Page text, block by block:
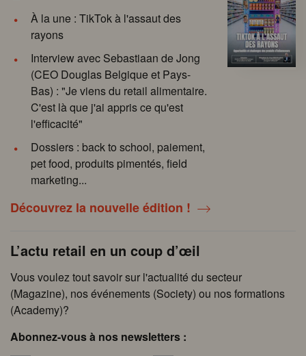
À la une : TikTok à l'assaut des
rayons
Interview avec Sebastiaan de Jong
(CEO Douglas Belgique et Pays-
Bas) : "Je viens du retail alimentaire.
C'est là que j'ai appris ce qu'est
l'efficacité"
Dossiers : back to school, paiement,
pet food, produits pimentés, field
marketing...
Découvrez la nouvelle édition !
L’actu retail en un coup d’œil
Vous voulez tout savoir sur l'actualité du secteur
(Magazine), nos événements (Society) ou nos formations
(Academy)?
Abonnez-vous à nos newsletters :